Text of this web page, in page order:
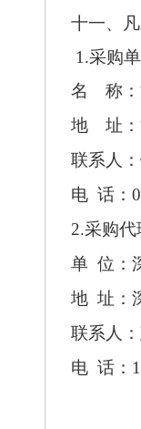
十一、
1.采购
名 称：
地 址：
联系人
电 话：
2.采购
单 位：
地 址：
联系人
电 话：